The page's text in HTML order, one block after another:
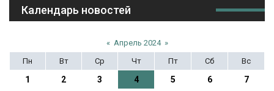
Календарь новостей
« Апрель 2024 »
Пн
Вт Ср Чт Пт Сб Вс
1 2 3 4 5 6
7